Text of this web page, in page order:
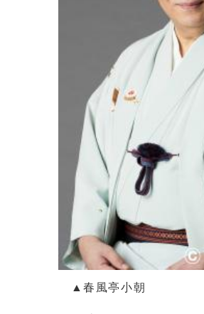
▲春風亭小朝